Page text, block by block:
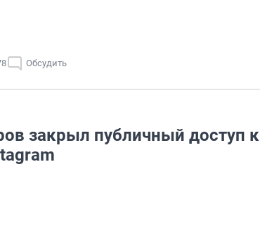
Обсудить
закрыл публичный доступ к